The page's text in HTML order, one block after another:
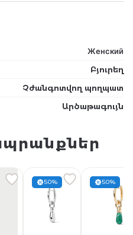
Женский
Բյուրեղ
Չժանգոտվող պողպատ
Արծաթագույն
50% 50%